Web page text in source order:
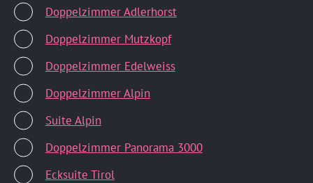
Doppelzimmer Adlerhorst
Doppelzimmer Mutzkopf
Doppelzimmer Edelweiss
Doppelzimmer Alpin
Suite Alpin
Doppelzimmer Panorama 3000
Ecksuite Tirol